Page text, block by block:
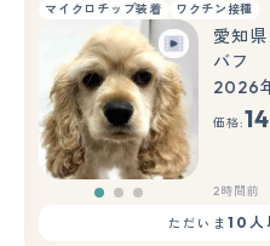
マイクロチップ装着 ワクチン接種
愛知県
バフ
2026
価格:
2時間前
ただいま 10人